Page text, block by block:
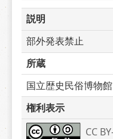
説明
部外発表禁止
所蔵
国立歴史民俗博物館
権利表示
CC